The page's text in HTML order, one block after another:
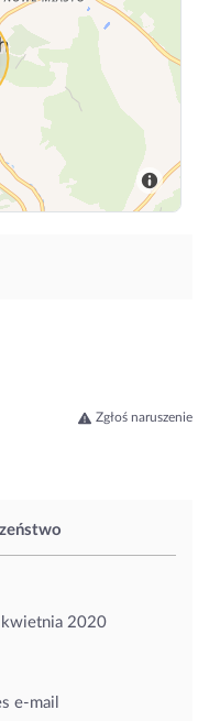
kwietnia 2020
e-mail
Zgłoś naruszenie